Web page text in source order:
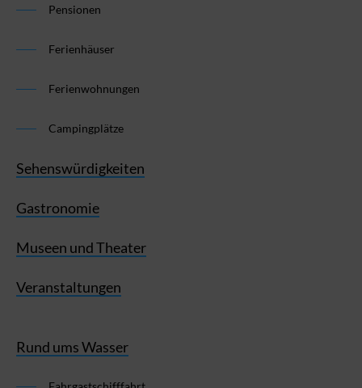
Pensionen
Ferienhäuser
Ferienwohnungen
Campingplätze
Sehenswürdigkeiten
Gastronomie
Museen und Theater
Veranstaltungen
Rund ums Wasser